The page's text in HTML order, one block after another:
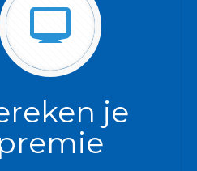
je
premie